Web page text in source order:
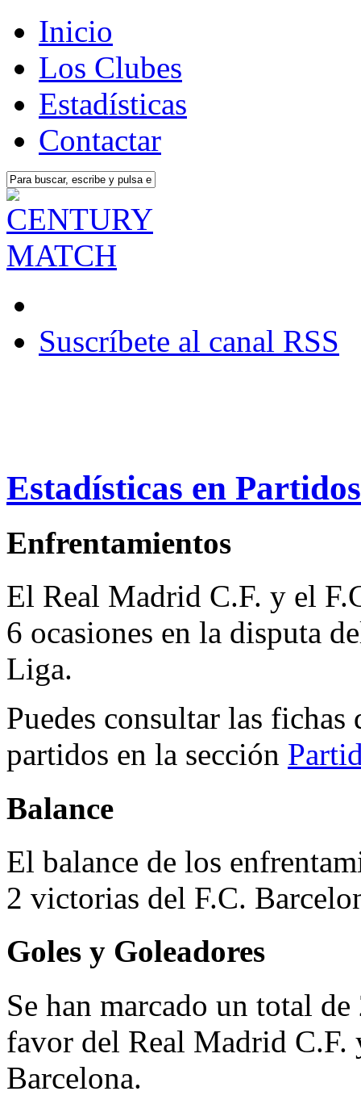
Inicio
Los Clubes
Estadísticas
Contactar
Suscríbete al canal RSS
Estadísticas en
Enfrentamientos
El Real Madrid C.F. y el
6 ocasiones en la disputa
Liga.
Puedes consultar las
partidos en la sección
Balance
El balance de los
2 victorias del F.C.
Goles y Goleadores
Se han marcado un total
favor del Real Madrid C.F.
Barcelona.